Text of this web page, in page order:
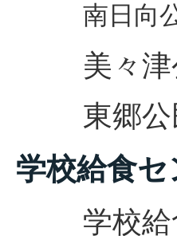
南日向
美々津
東郷公
学校給食
学校給